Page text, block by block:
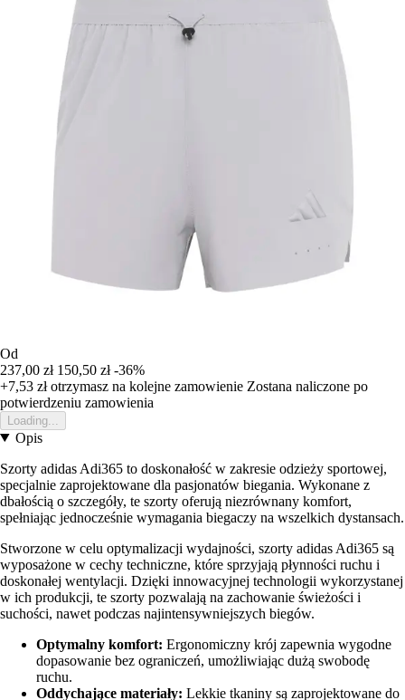
Od
237,00 zł 150,50 zł -36%
+7,53 złotrzymasz na kolejne zamowienie Zostana naliczone po
potwierdzeniu zamowienia
Loading...
Opis
Szorty adidas Adi365 to doskonałość w zakresie odzieży sportowej,
specjalnie zaprojektowane dla pasjonatów biegania. Wykonane z
dbałością o szczegóły, te szorty oferują niezrównany komfort,
spełniając jednocześnie wymagania biegaczy na wszelkich dystansach.
Stworzone w celu optymalizacji wydajności, szorty adidas Adi365 są
wyposażone w cechy techniczne, które sprzyjają płynności ruchu i
doskonałej wentylacji. Dzięki innowacyjnej technologii wykorzystanej
w ich produkcji, te szorty pozwalają na zachowanie świeżości i
suchości, nawet podczas najintensywniejszych biegów.
Optymalny komfort: Ergonomiczny krój zapewnia wygodne
dopasowanie bez ograniczeń, umożliwiając dużą swobodę
ruchu.
Oddychające materiały: Lekkie tkaniny są zaprojektowane do